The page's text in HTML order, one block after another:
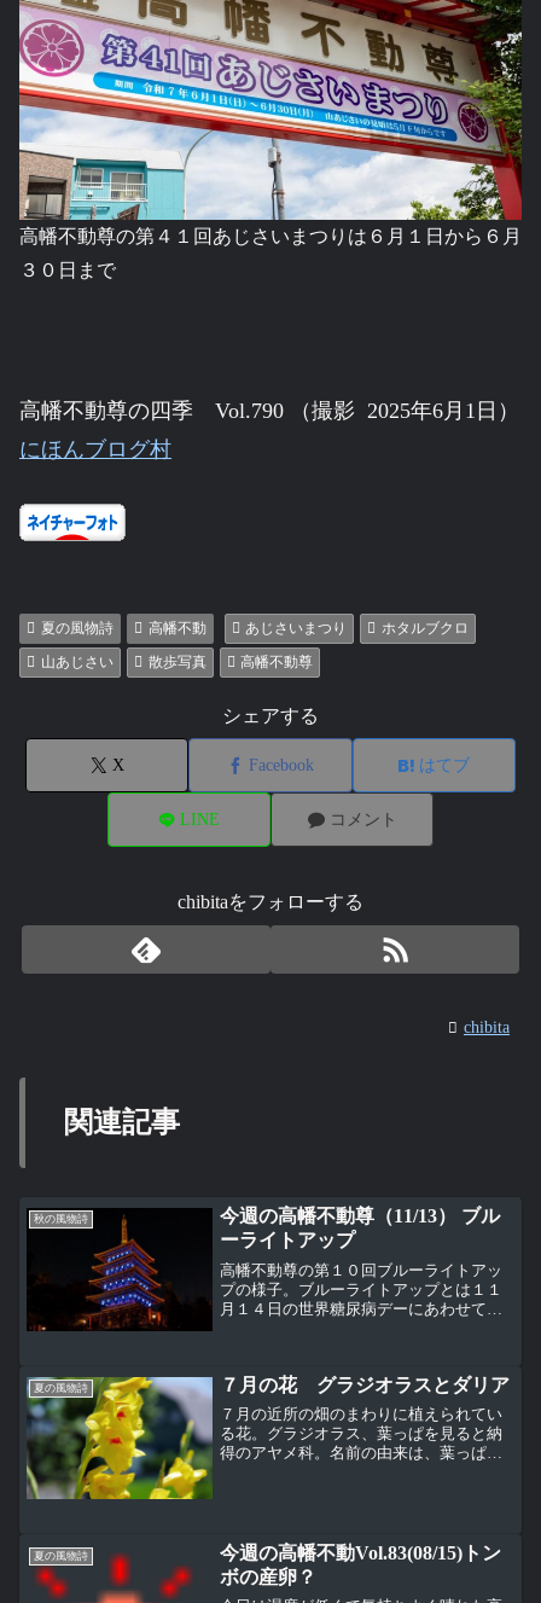
高幡不動尊の第４１回あじさいまつりは６月１日から６月
３０日まで
高幡不動尊の四季 Vol.790 （撮影 2025年6月1日）
にほんブログ村
夏の風物詩 高幡不動 あじさいまつり
ホタルブクロ
山あじさい
散歩写真 高幡不動尊
シェアする
X Facebook はてブ
LINE コメント
chibitaをフォローする
chibita
関連記事
秋の風物詩
今週の高幡不動尊（11/13） ブル
ーライトアップ
高幡不動尊の第１０回ブルーライトアッ
プの様子。ブルーライトアップとは１１
月１４日の世界糖尿病デーにあわせて、
理解し予防につとめ...
夏の風物詩 ７月の花 グラジオラスとダリア
７月の近所の畑のまわりに植えられてい
る花。グラジオラス、葉っぱを見ると納
得のアヤメ科。名前の由来は、葉っぱが
夏の風物詩
今週の高幡不動Vol.83(08/15)トン
ボの産卵？